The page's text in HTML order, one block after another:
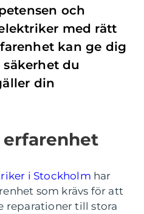
och
med rätt
kan ge dig
du
din
erfarenhet
i Stockholm har
som krävs för att
reparationer till stora